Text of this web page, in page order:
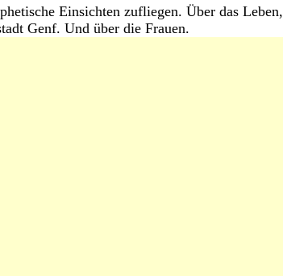
Einsichten zufliegen. Über das Leben,
Genf. Und über die Frauen.